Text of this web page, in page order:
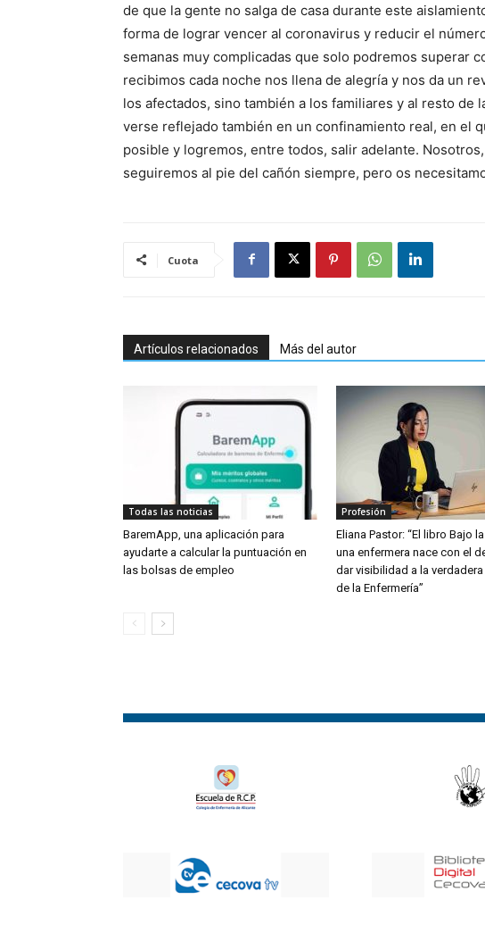
de que la gente no salga de casa durante este
forma de lograr vencer al coronavirus y reducir el
semanas muy complicadas que solo podremos superar
recibimos cada noche nos llena de alegría y nos da un
los afectados, sino también a los familiares y al resto de
verse reflejado también en un confinamiento real, en el
posible y logremos, entre todos, salir adelante.
seguiremos al pie del cañón siempre, pero os
Cuota
Artículos relacionados Más del autor
Todas las noticias
BaremApp, una aplicación para
ayudarte a calcular la puntuación en
las bolsas de empleo
Profesión
Eliana Pastor: “El libro Bajo
una enfermera nace con el
dar visibilidad a la
de la Enfermería”